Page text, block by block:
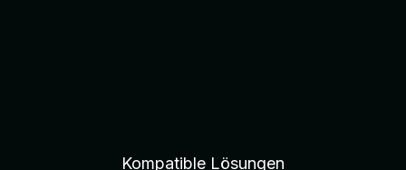
Kompatible Lösungen